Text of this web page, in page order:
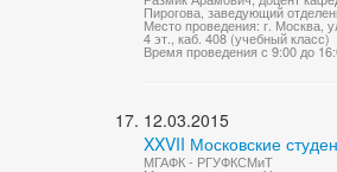
Пирогова, заведующий
Место проведения: г. Москва,
4 эт., каб. 408 (учебный класс)
Время проведения с 9:00 до
12.03.2015
XXVII Московские
МГАФК - РГУФКСМиТ